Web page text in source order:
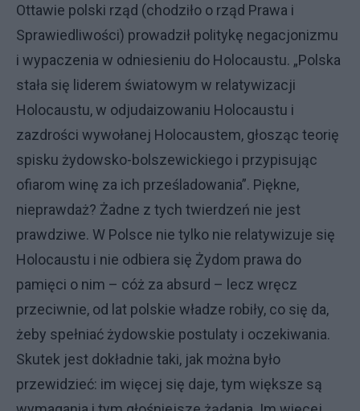
Ottawie polski rząd (chodziło o rząd Prawa i
Sprawiedliwości) prowadził politykę negacjonizmu
i wypaczenia w odniesieniu do Holocaustu. „Polska
stała się liderem światowym w relatywizacji
Holocaustu, w odjudaizowaniu Holocaustu i
zazdrości wywołanej Holocaustem, głosząc teorię
spisku żydowsko-bolszewickiego i przypisując
ofiarom winę za ich prześladowania”. Piękne,
nieprawdaż? Żadne z tych twierdzeń nie jest
prawdziwe. W Polsce nie tylko nie relatywizuje się
Holocaustu i nie odbiera się Żydom prawa do
pamięci o nim – cóż za absurd – lecz wręcz
przeciwnie, od lat polskie władze robiły, co się da,
żeby spełniać żydowskie postulaty i oczekiwania.
Skutek jest dokładnie taki, jak można było
przewidzieć: im więcej się daje, tym większe są